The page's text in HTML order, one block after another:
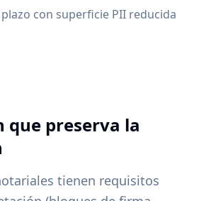
con superficie PII reducida
que preserva la
tienen requisitos